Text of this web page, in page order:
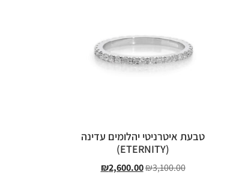
טבעת איטרניטי יהלומים עדינה
(ETERNITY)
₪3,100.00
₪2,600.00